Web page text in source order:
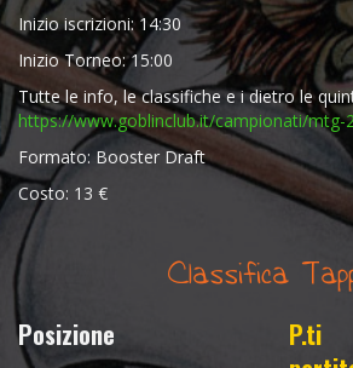
Inizio iscrizioni: 14:30
Inizio Torneo: 15:00
Tutte le info, le classifiche e i dietro le
https://www.goblinclub.it/campionati/mtg-
Formato: Booster Draft
Costo: 13 €
Classifica
Posizione
P.ti